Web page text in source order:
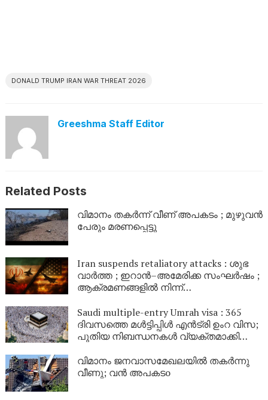
DONALD TRUMP IRAN WAR THREAT 2026
Greeshma Staff Editor
Related Posts
വിമാനം തകർന്ന് വീണ് അപകടം ; മുഴുവൻ
പേരും മരണപ്പെട്ടു
Iran suspends retaliatory attacks : ശുഭ
വാർത്ത ; ഇറാൻ–അമേരിക്ക സംഘർഷം ;
ആക്രമണങ്ങളിൽ നിന്ന്
പ്രതീക്ഷ
Saudi multiple-entry Umrah visa : 365
ദിവസത്തെ മൾട്ടിപ്പിൾ എൻട്രി ഉംറ വിസ;
പുതിയ നിബന്ധനകൾ വ്യക്തമാക്കി
വിമാനം ജനവാസമേഖലയിൽ തകർന്നു
വീണു; വൻ അപകടo